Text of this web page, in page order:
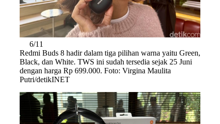
6/11
Redmi Buds 8 hadir dalam tiga pilihan warna yaitu Green,
Black, dan White. TWS ini sudah tersedia sejak 25 Juni
dengan harga Rp 699.000. Foto: Virgina Maulita
Putri/detikINET